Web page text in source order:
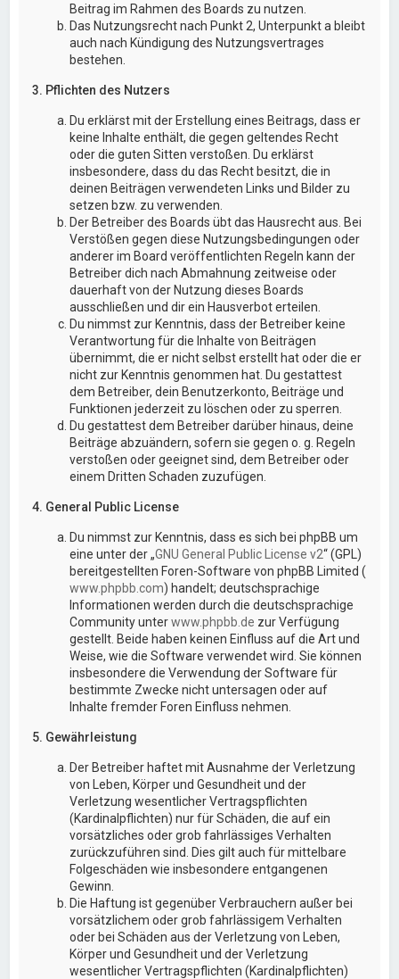
Beitrag im Rahmen des Boards zu nutzen.
Das Nutzungsrecht nach Punkt 2, Unterpunkt a bleibt
auch nach Kündigung des Nutzungsvertrages
bestehen.
3. Pflichten des Nutzers
Du erklärst mit der Erstellung eines Beitrags, dass er
keine Inhalte enthält, die gegen geltendes Recht
oder die guten Sitten verstoßen. Du erklärst
insbesondere, dass du das Recht besitzt, die in
deinen Beiträgen verwendeten Links und Bilder zu
setzen bzw. zu verwenden.
Der Betreiber des Boards übt das Hausrecht aus. Bei
Verstößen gegen diese Nutzungsbedingungen oder
anderer im Board veröffentlichten Regeln kann der
Betreiber dich nach Abmahnung zeitweise oder
dauerhaft von der Nutzung dieses Boards
ausschließen und dir ein Hausverbot erteilen.
Du nimmst zur Kenntnis, dass der Betreiber keine
Verantwortung für die Inhalte von Beiträgen
übernimmt, die er nicht selbst erstellt hat oder die er
nicht zur Kenntnis genommen hat. Du gestattest
dem Betreiber, dein Benutzerkonto, Beiträge und
Funktionen jederzeit zu löschen oder zu sperren.
Du gestattest dem Betreiber darüber hinaus, deine
Beiträge abzuändern, sofern sie gegen o. g. Regeln
verstoßen oder geeignet sind, dem Betreiber oder
einem Dritten Schaden zuzufügen.
4. General Public License
Du nimmst zur Kenntnis, dass es sich bei phpBB um
eine unter der „GNU General Public License v2“ (GPL)
bereitgestellten Foren-Software von phpBB Limited (
www.phpbb.com) handelt; deutschsprachige
Informationen werden durch die deutschsprachige
Community unterwww.phpbb.de zur Verfügung
gestellt. Beide haben keinen Einfluss auf die Art und
Weise, wie die Software verwendet wird. Sie können
insbesondere die Verwendung der Software für
bestimmte Zwecke nicht untersagen oder auf
Inhalte fremder Foren Einfluss nehmen.
5. Gewährleistung
Der Betreiber haftet mit Ausnahme der Verletzung
von Leben, Körper und Gesundheit und der
Verletzung wesentlicher Vertragspflichten
(Kardinalpflichten) nur für Schäden, die auf ein
vorsätzliches oder grob fahrlässiges Verhalten
zurückzuführen sind. Dies gilt auch für mittelbare
Folgeschäden wie insbesondere entgangenen
Gewinn.
Die Haftung ist gegenüber Verbrauchern außer bei
vorsätzlichem oder grob fahrlässigem Verhalten
oder bei Schäden aus der Verletzung von Leben,
Körper und Gesundheit und der Verletzung
wesentlicher Vertragspflichten (Kardinalpflichten)